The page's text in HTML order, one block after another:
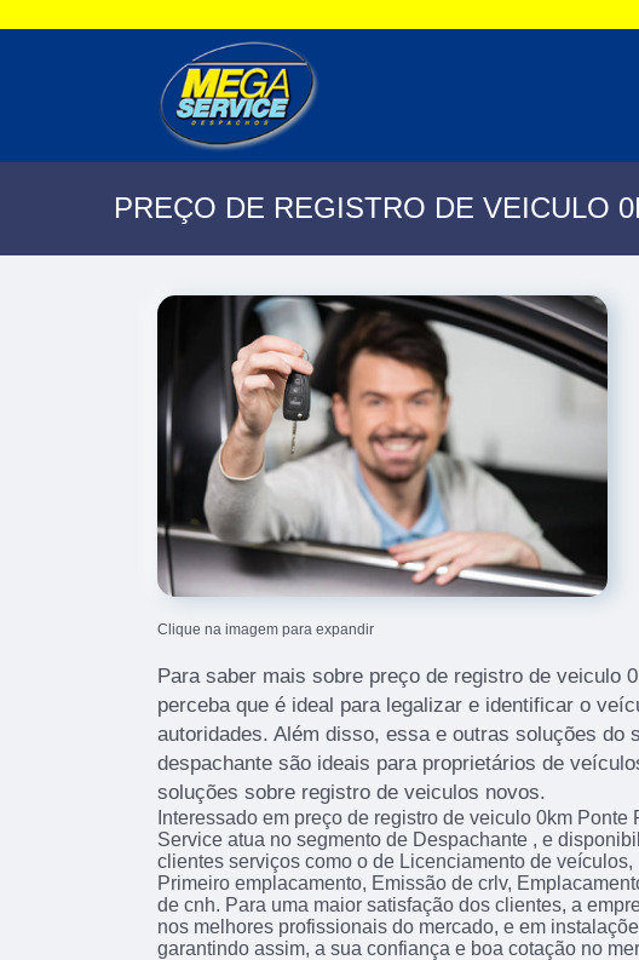
PREÇO DE REGISTRO DE VEICULO
Clique na imagem para expandir
Para saber mais sobre preço de registro de veiculo
perceba que é ideal para legalizar e identificar o
autoridades. Além disso, essa e outras soluções do
despachante são ideais para proprietários de
soluções sobre registro de veiculos novos.
Interessado em preço de registro de veiculo 0km Ponte
Service atua no segmento de Despachante , e
clientes serviços como o de Licenciamento de veículos,
Primeiro emplacamento, Emissão de crlv,
de cnh. Para uma maior satisfação dos clientes, a
nos melhores profissionais do mercado, e em
garantindo assim, a sua confiança e boa cotação no